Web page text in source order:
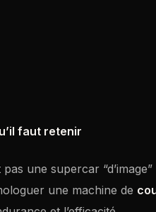
faut retenir
pas une supercar
une machine de